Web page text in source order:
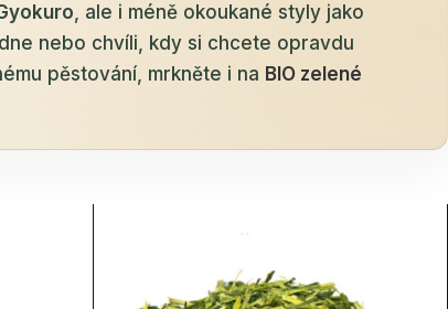
, ale i méně okoukané styly jako
nebo chvíli, kdy si chcete opravdu
pěstování, mrkněte i na BIO zelené